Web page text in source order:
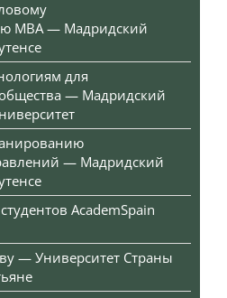
MBA — Мадридский
для
— Мадридский
— Мадридский
AcademSpain
— Университет Страны